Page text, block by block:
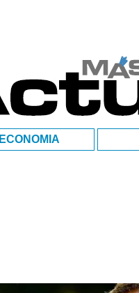
ECONOMIA